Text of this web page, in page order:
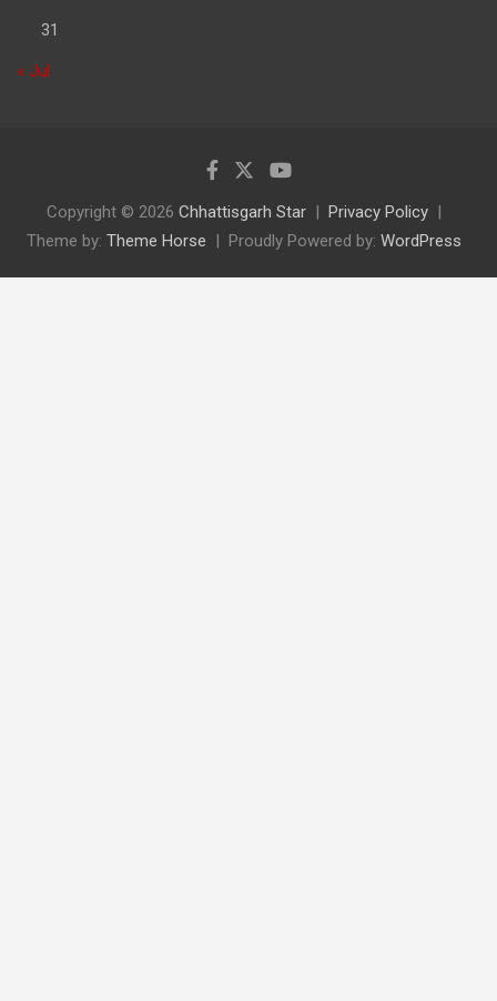
31
« Jul
Copyright © 2026 Chhattisgarh Star
Privacy Policy
Theme by: Theme Horse Proudly Powered by: WordPress